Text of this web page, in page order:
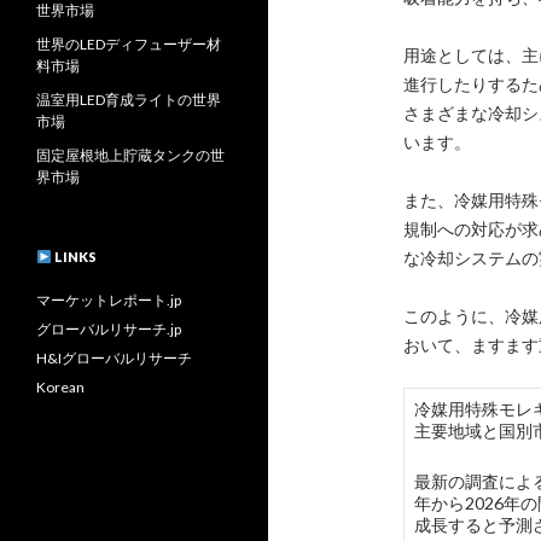
用途としては、
進行したりする
さまざまな冷却
います。
また、冷媒用特
規制への対応が
な冷却システム
このように、冷
おいて、ますま
冷媒用特殊モレ
主要地域と国別
最新の調査によ
年から2026年
成長すると予測
世界市場
世界のLEDディフューザー材
料市場
温室用LED育成ライトの世界
市場
固定屋根地上貯蔵タンクの世
界市場
LINKS
マーケットレポート.jp
グローバルリサーチ.jp
H&Iグローバルリサーチ
Korean